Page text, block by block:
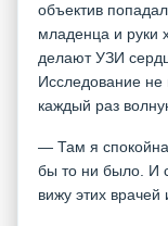
объектив
младенца и руки
делают УЗИ
Исследование не
каждый раз
— Там я
бы то ни было. И
вижу этих врачей